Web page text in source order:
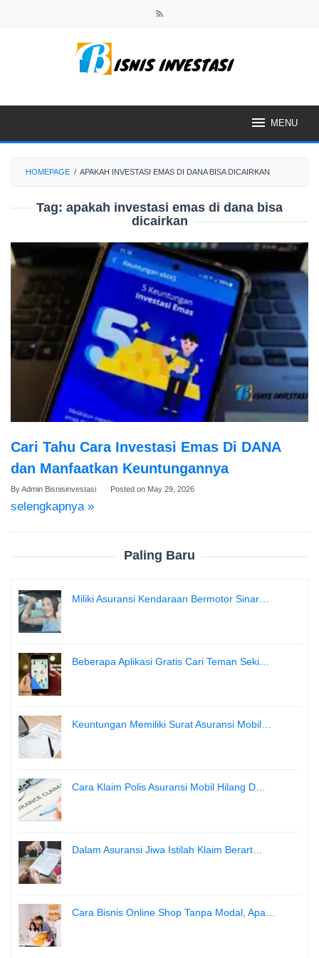
MENU
HOMEPAGE / APAKAH INVESTASI EMAS DI DANA BISA DICAIRKAN
Tag: apakah investasi emas di dana bisa
dicairkan
Cari Tahu Cara Investasi Emas Di DANA
dan Manfaatkan Keuntungannya
ByAdmin Bisnisinvestasi Posted on May 29, 2026
selengkapnya »
Paling Baru
Miliki Asuransi Kendaraan Bermotor Sinar…
Beberapa Aplikasi Gratis Cari Teman Seki…
Keuntungan Memiliki Surat Asuransi Mobil…
Cara Klaim Polis Asuransi Mobil Hilang D…
Dalam Asuransi Jiwa Istilah Klaim Berart…
Cara Bisnis Online Shop Tanpa Modal, Apa…